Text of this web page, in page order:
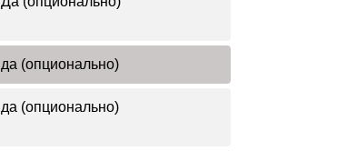
да (опционально)
да (опционально)